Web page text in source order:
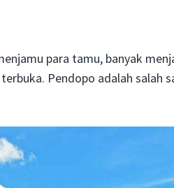
para tamu, banyak
Pendopo adalah salah